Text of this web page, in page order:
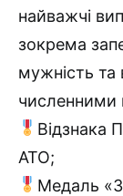
найважчі
зокрема
мужність та
численними
Відзнака
АТО;
Медаль